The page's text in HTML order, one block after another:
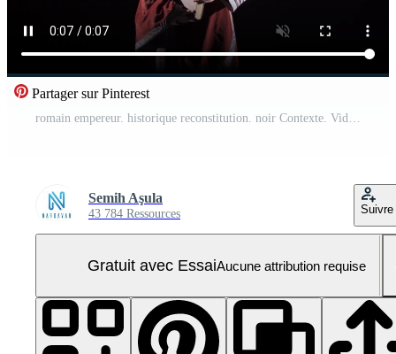
Partager sur Pinterest
romain empereur. historique reconstitution. noir Contexte. Vidéo Pro
Semih Aşula
43 784 Ressources Suivre
Gratuit avec EssaiAucune attribution requise